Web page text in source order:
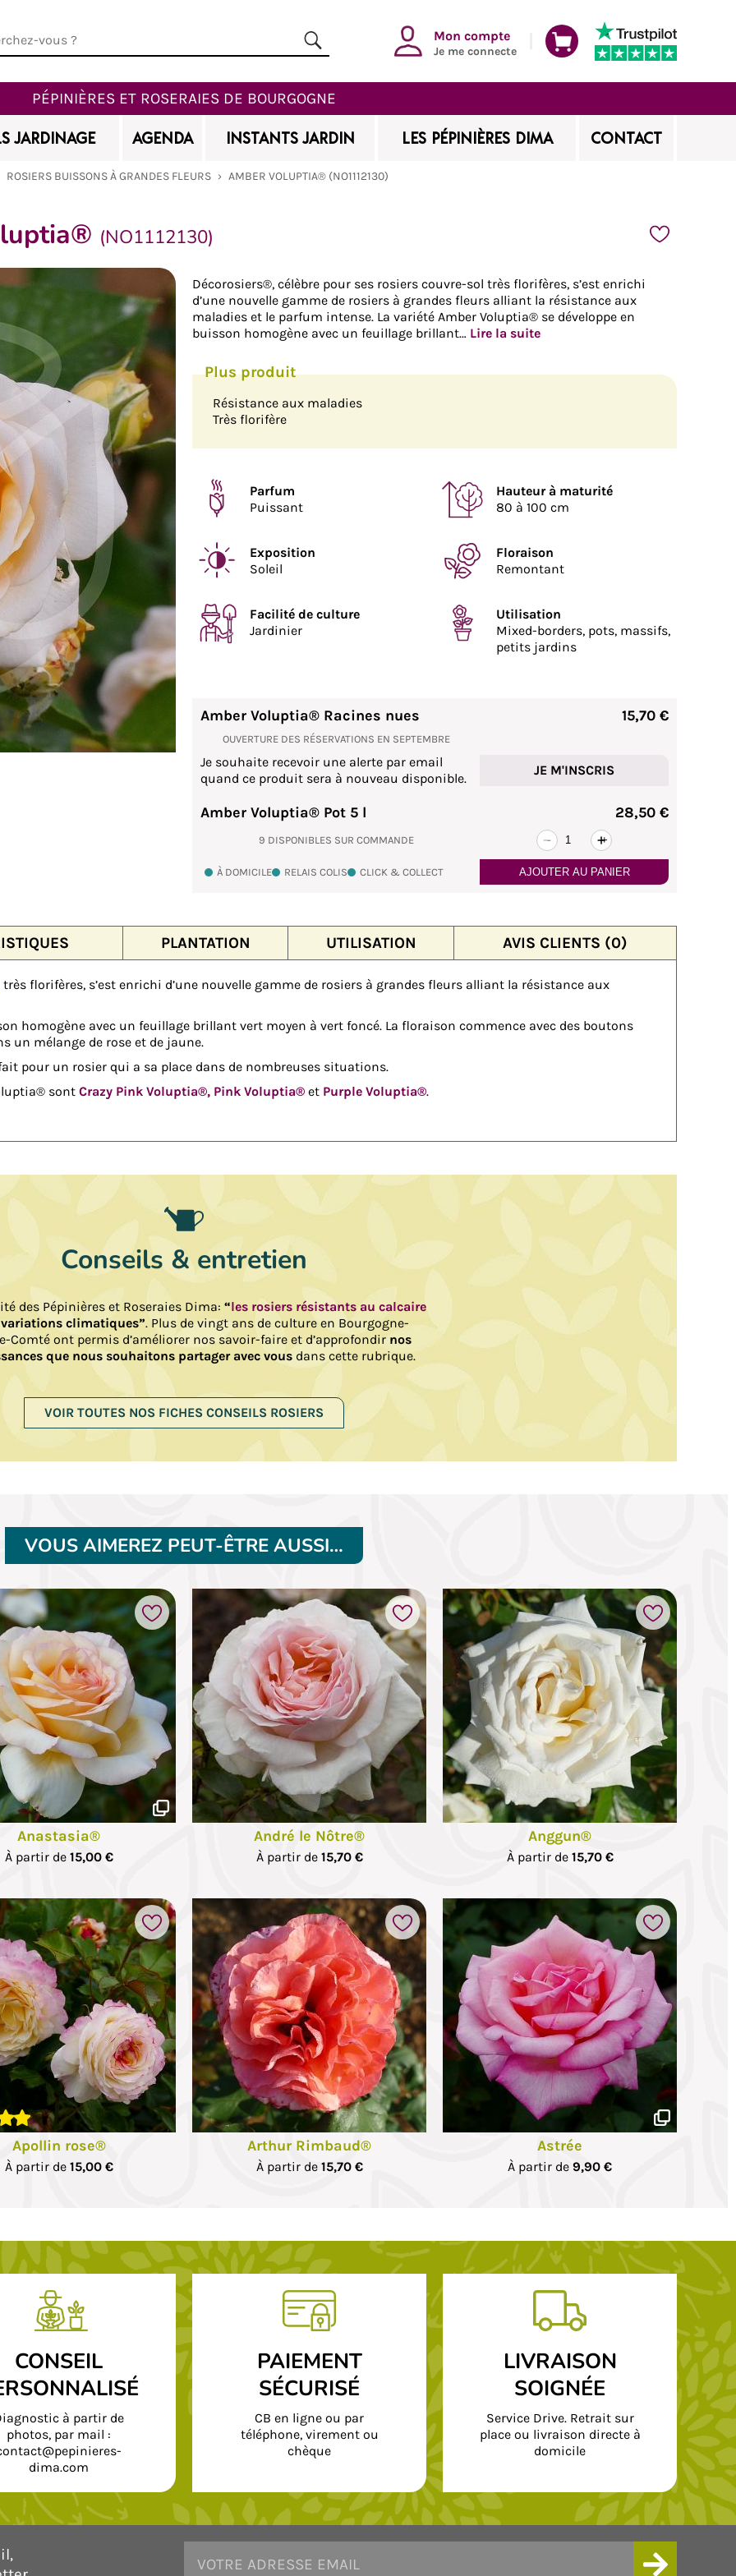
Mon compte
Je me connecte
PÉPINIÈRES ET ROSERAIES DE BOURGOGNE
JARDINAGE AGENDA INSTANTS JARDIN LES PÉPINIÈRES DIMA CONTACT
ROSIERS BUISSONS À GRANDES FLEURS › AMBER VOLUPTIA® (NO1112130)
(NO1112130)
Ajouter à mes favoris
Décorosiers®, célèbre pour ses rosiers couvre-sol très florifères, s’est enrichi
d’une nouvelle gamme de rosiers à grandes fleurs alliant la résistance aux
maladies et le parfum intense. La variété Amber Voluptia® se développe en
buisson homogène avec un feuillage brillant… Lire la suite
Résistance aux maladies
Très florifère
Parfum
Puissant
Hauteur à maturité
80 à 100 cm
Exposition
Soleil
Floraison
Remontant
Facilité de culture
Jardinier
Utilisation
Mixed-borders, pots, massifs,
petits jardins
Amber Voluptia® Racines nues
OUVERTURE DES RÉSERVATIONS EN SEPTEMBRE
15,70 €
Je souhaite recevoir une alerte par email
quand ce produit sera à nouveau disponible.
JE M'INSCRIS
Amber Voluptia® Pot 5 l
9 DISPONIBLES SUR COMMANDE - +
28,50 €
À DOMICILE RELAIS COLIS CLICK & COLLECT AJOUTER AU PANIER
PLANTATION UTILISATION AVIS CLIENTS (0)
très florifères, s’est enrichi d’une nouvelle gamme de rosiers à grandes fleurs alliant la résistance aux
homogène avec un feuillage brillant vert moyen à vert foncé. La floraison commence avec des boutons
un mélange de rose et de jaune.
pour un rosier qui a sa place dans de nombreuses situations.
sont Crazy Pink Voluptia®, Pink Voluptia® et Purple Voluptia®.
Conseils & entretien
des Pépinières et Roseraies Dima: “les rosiers résistants au calcaire
climatiques”. Plus de vingt ans de culture en Bourgogne-
Comté ont permis d’améliorer nos savoir-faire et d’approfondir nos
que nous souhaitons partager avec vous dans cette rubrique.
VOIR TOUTES NOS FICHES CONSEILS ROSIERS
VOUS AIMEREZ PEUT-ÊTRE AUSSI…
Anastasia®
À partir de 15,00 €
André le Nôtre®
À partir de 15,70 €
Anggun®
À partir de 15,70 €
Ajouter à mes favoris
Apollin rose®
À partir de 15,00 €
Arthur Rimbaud®
À partir de 15,70 €
Astrée
À partir de 9,90 €
Ajouter à mes favoris
CONSEIL
à partir de
photos, par mail :
dima.com
PAIEMENT
SÉCURISÉ
CB en ligne ou par
téléphone, virement ou
chèque
LIVRAISON
SOIGNÉE
Service Drive. Retrait sur
place ou livraison directe à
domicile